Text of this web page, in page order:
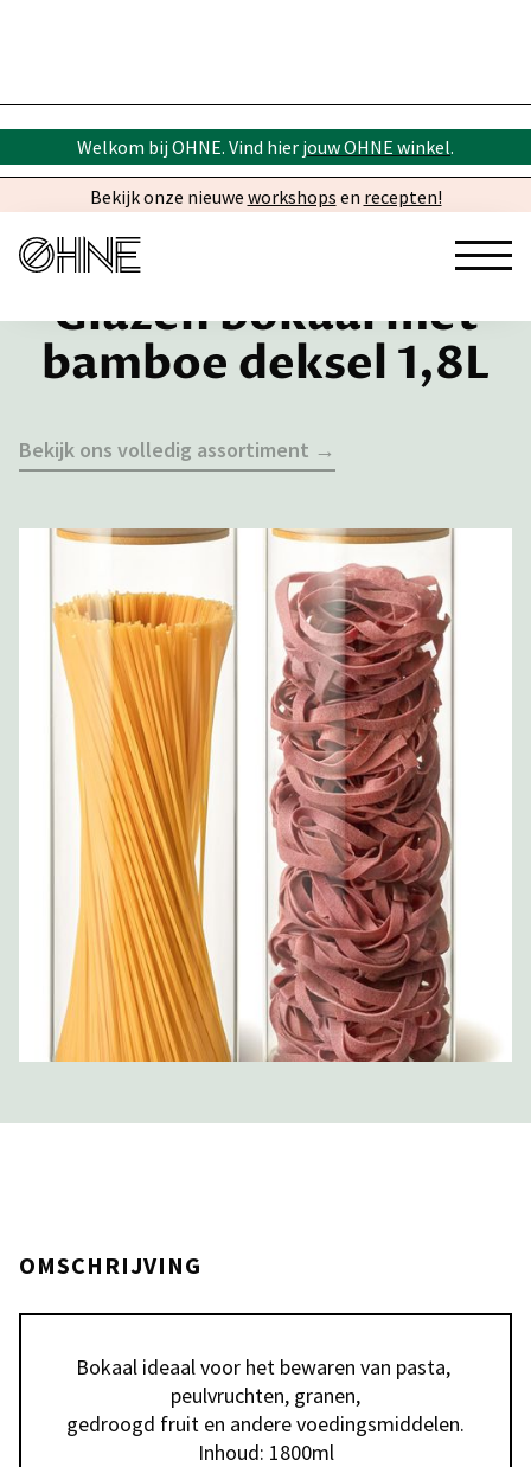
Welkom bij OHNE. Vind hier jouw OHNE winkel.
Bekijk onze nieuwe workshops en recepten!
Glazen bokaal met
bamboe deksel 1,8L
Bekijk ons volledig assortiment →
OMSCHRIJVING
Bokaal ideaal voor het bewaren van pasta,
peulvruchten, granen,
gedroogd fruit en andere voedingsmiddelen.
Inhoud: 1800ml